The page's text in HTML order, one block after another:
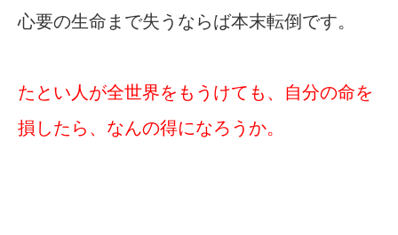
心要の生命まで失うならば本末転倒です。
たとい人が全世界をもうけても、自分の命を
損したら、なんの得になろうか。